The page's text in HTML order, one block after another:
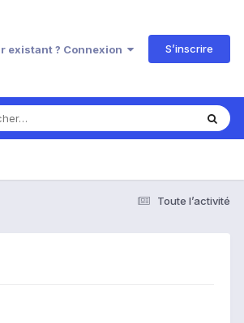
existant ? Connexion S’inscrire
Toute l’activité